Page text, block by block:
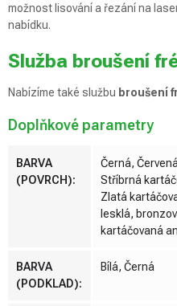
možnost lisování a řezání na
nabídku.
Služba broušení
Nabízíme také službu broušení
Doplňkové parametry
BARVA
(POVRCH):
Černá,
Stříbrná
Zlatá
lesklá,
kartáčovaná
BARVA
(PODKLAD):
Bílá, Černá